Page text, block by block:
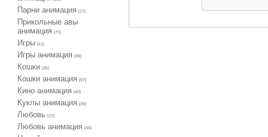
Парни анимация [27]
Прикольные авы
анимация
[75]
Игры [41]
Игры анимация [38]
Кошки [26]
Кошки анимация [97]
Кино анимация [40]
Куклы анимация [39]
Любовь [22]
Любовь анимация [46]